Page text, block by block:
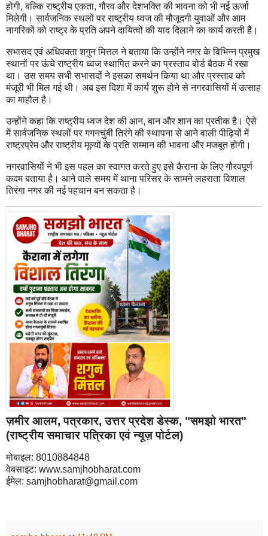
होगी, बल्कि राष्ट्रीय एकता, गौरव और देशभक्ति की भावना को भी नई ऊर्जा
मिलेगी। सार्वजनिक स्थलों पर राष्ट्रीय ध्वज की मौजूदगी युवाओं और आम
नागरिकों को राष्ट्र के प्रति अपने दायित्वों की याद दिलाने का कार्य करती है।
सभासद एवं अधिवक्ता शगुन मित्तल ने बताया कि उन्होंने नगर के विभिन्न प्रमुख
स्थानों पर ऊंचे राष्ट्रीय ध्वज स्थापित करने का प्रस्ताव बोर्ड बैठक में रखा
था। उस समय सभी सभासदों ने इसका समर्थन किया था और प्रस्ताव को
मंजूरी भी मिल गई थी। अब इस दिशा में कार्य शुरू होने से नगरवासियों में उत्साह
का माहौल है।
उन्होंने कहा कि राष्ट्रीय ध्वज देश की आन, बान और शान का प्रतीक है। ऐसे
में सार्वजनिक स्थलों पर गगनचुंबी तिरंगे की स्थापना से आने वाली पीढ़ियों में
राष्ट्रप्रेम और राष्ट्रीय मूल्यों के प्रति सम्मान की भावना और मजबूत होगी।
नगरवासियों ने भी इस पहल का स्वागत करते हुए इसे कैराना के लिए गौरवपूर्ण
कदम बताया है। आने वाले समय में थाना परिसर के सामने लहराता विशाल
तिरंगा नगर की नई पहचान बन सकता है।
ज़मीर आलम,पत्रकार, उत्तर प्रदेश डेस्क, "समझो भारत"
(राष्ट्रीय समाचार पत्रिका एवं न्यूज़ पोर्टल)
मोबाइल: 8010884848
वेबसाइट: www.samjhobharat.com
ईमेल: samjhobharat@gmail.com